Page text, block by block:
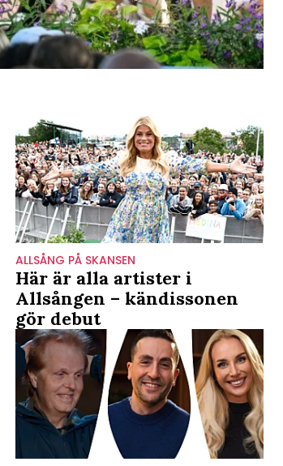
ALLSÅNG PÅ SKANSEN
Här är alla artister i
Allsången – kändissonen
gör debut